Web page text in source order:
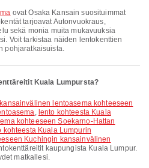
ovat Osaka Kansain suosituimmat
tarjoavat Autonvuokraus,
sekä monia muita mukavuuksia
Voit tarkistaa näiden lentokenttien
pohjaratkaisuista.
Kuala Lumpursta?
, lento kohteesta Kuala
kohteeseen Soekarno-Hattan
kohteesta Kuala Lumpurin
Kuchingin kansainvälinen
kaupungista Kuala Lumpur.
matkallesi.